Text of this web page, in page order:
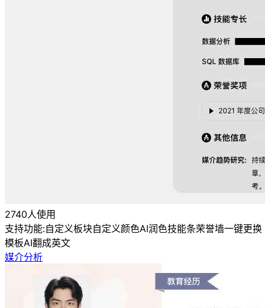
2740人使用
支持功能:自定义板块自定义颜色AI润色技能条荣誉墙一键更换
模板AI翻成英文
媒介分析